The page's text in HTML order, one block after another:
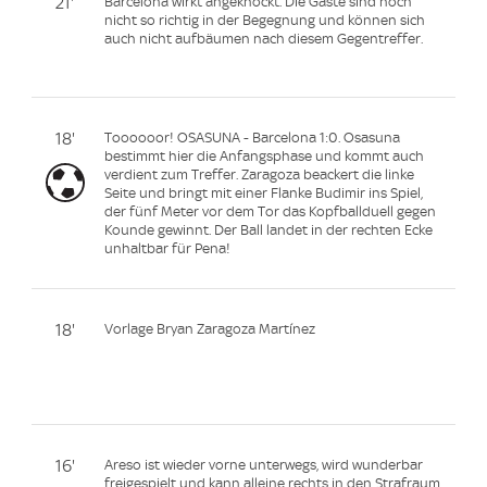
nicht so richtig in der Begegnung und können sich
auch nicht aufbäumen nach diesem Gegentreffer.
18'
Toooooor! OSASUNA - Barcelona 1:0. Osasuna
bestimmt hier die Anfangsphase und kommt auch
verdient zum Treffer. Zaragoza beackert die linke
Seite und bringt mit einer Flanke Budimir ins Spiel,
der fünf Meter vor dem Tor das Kopfballduell gegen
Kounde gewinnt. Der Ball landet in der rechten Ecke
unhaltbar für Pena!
18' Vorlage Bryan Zaragoza Martínez
16'
Areso ist wieder vorne unterwegs, wird wunderbar
freigespielt und kann alleine rechts in den Strafraum